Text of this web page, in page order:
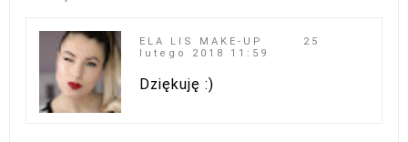
ELA LIS MAKE-UP
25
lutego 2018 11:59
Dziękuję :)